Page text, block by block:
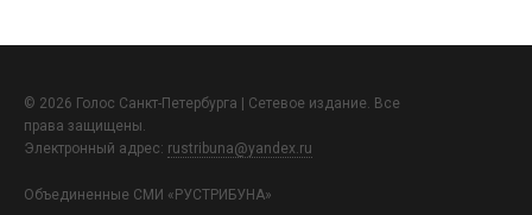
© 2026 Голос Санкт-Петербурга | Сетевое издание. Все
права защищены.
Электронный адрес: rustribuna@yandex.ru
Объединенные СМИ «РУСТРИБУНА»